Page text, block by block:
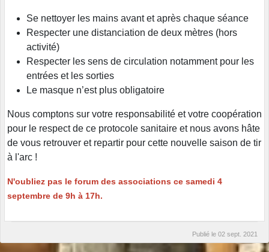
Se nettoyer les mains avant et après chaque séance
Respecter une distanciation de deux mètres (hors
activité)
Respecter les sens de circulation notamment pour les
entrées et les sorties
Le masque n’est plus obligatoire
Nous comptons sur votre responsabilité et votre coopération
pour le respect de ce protocole sanitaire et nous avons hâte
de vous retrouver et repartir pour cette nouvelle saison de tir
à l'arc !
N'oubliez pas le forum des associations ce samedi 4
septembre de 9h à 17h.
Publié le 02 sept. 2021